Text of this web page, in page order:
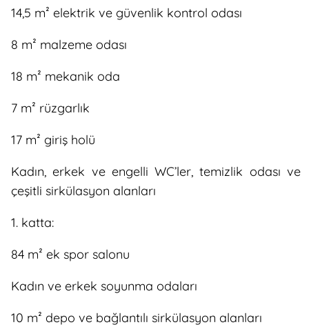
14,5 m² elektrik ve güvenlik kontrol odası
8 m² malzeme odası
18 m² mekanik oda
7 m² rüzgarlık
17 m² giriş holü
Kadın, erkek ve engelli WC’ler, temizlik odası ve
çeşitli sirkülasyon alanları
1. katta:
84 m² ek spor salonu
Kadın ve erkek soyunma odaları
10 m² depo ve bağlantılı sirkülasyon alanları